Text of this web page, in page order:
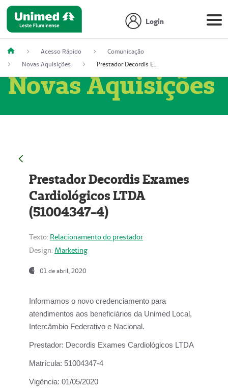
Login
Acesso Rápido
Comunicação
Novas Aquisições
Prestador Decordis Exames Cardiológicos LTDA (51004347-4)
Novas Aquisições
Prestador Decordis Exames
Cardiológicos LTDA
(51004347-4)
Texto: Relacionamento do prestador
Design: Marketing
01 de abril, 2020
Informamos o novo credenciamento para
atendimentos aos beneficiários da Unimed Local,
Intercâmbio Federativo e Nacional.
Prestador: Decordis Exames Cardiológicos LTDA
Matrícula: 51004347-4
Vigência: 01/05/2020